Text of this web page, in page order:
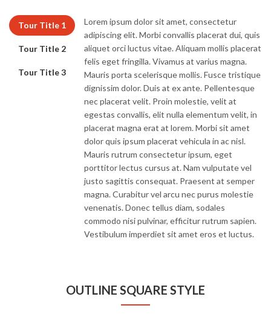
Tour Title 1
Tour Title 2
Tour Title 3
Lorem ipsum dolor sit amet, consectetur
adipiscing elit. Morbi convallis placerat dui, quis
aliquet orci luctus vitae. Aliquam mollis placerat
felis eget fringilla. Vivamus at varius magna.
Mauris porta scelerisque mollis. Fusce tristique
dignissim dolor. Duis at ex ante. Pellentesque
nec placerat velit. Proin molestie, velit at
egestas convallis, elit nulla elementum velit, in
placerat magna erat at lorem. Morbi sit amet
dolor quis ipsum placerat vehicula in ac nisl.
Mauris rutrum consectetur ipsum, eget
porttitor lectus cursus at. Nam vulputate vel
justo sagittis consequat. Praesent at semper
magna. Curabitur vel arcu nec purus molestie
venenatis. Donec tellus diam, sodales
commodo nisi pulvinar, efficitur rutrum sapien.
Vestibulum imperdiet sit amet eros et luctus.
OUTLINE SQUARE STYLE